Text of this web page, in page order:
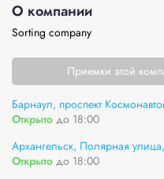
О компании
Sorting company
Приемки этой
Барнаул, проспект
Открыто до 18:00
Архангельск, Полярная
Открыто до 18:00